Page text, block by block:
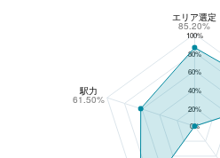
ユウハイツの収益性
100%
80%
60%
40%
20%
0%
エリア選定
85.20%
駅力
61.50%